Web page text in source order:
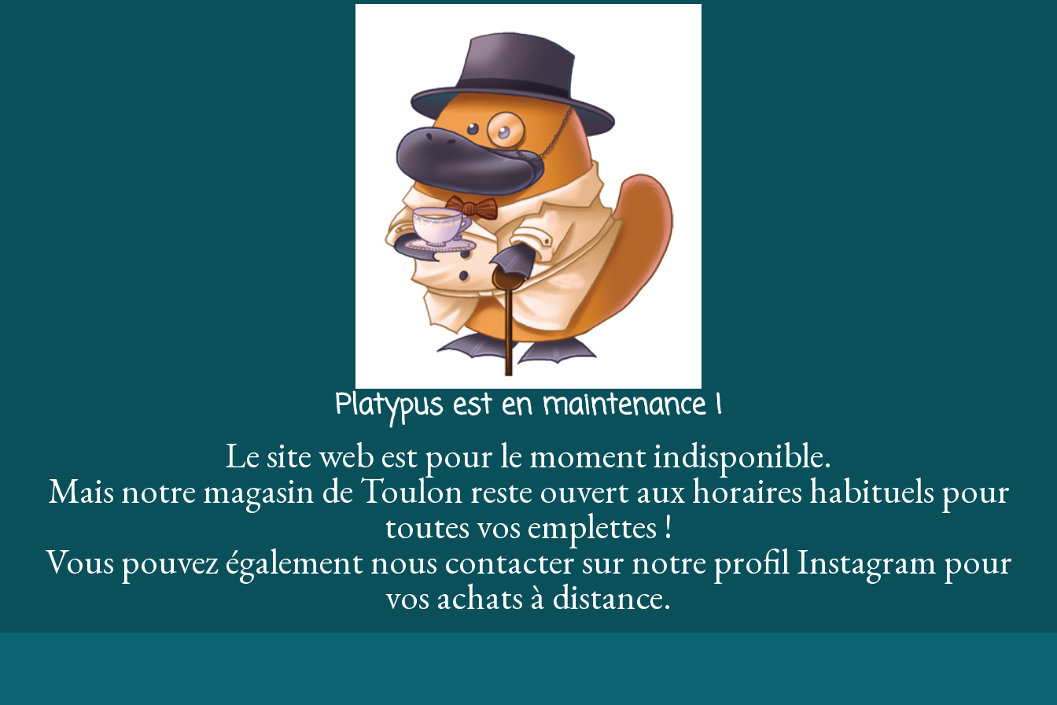
Platypus est en maintenance !
Le site web est pour le moment indisponible.
Mais notre magasin de Toulon reste ouvert aux horaires habituels pour
toutes vos emplettes !
Vous pouvez également nous contacter sur notre profil Instagram pour
vos achats à distance.